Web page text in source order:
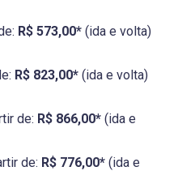
R$ 573,00* (ida e volta)
R$ 823,00* (ida e volta)
de: R$ 866,00* (ida e
de: R$ 776,00* (ida e